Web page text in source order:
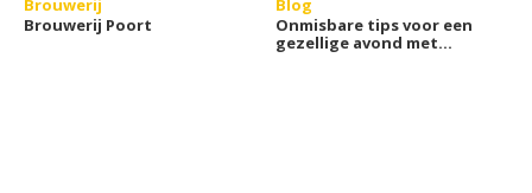
Brouwerij
Brouwerij Poort
Blog
Onmisbare tips voor een
gezellige avond met